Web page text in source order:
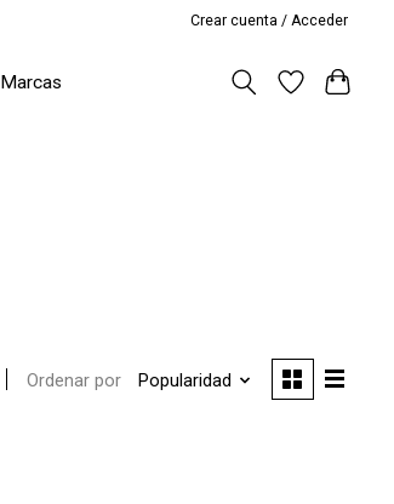
Crear cuenta / Acceder
Marcas
Ordenar por Popularidad